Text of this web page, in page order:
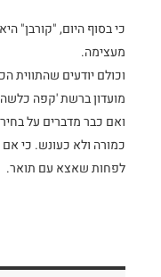
כי בסוף היום, "קורבן"
מעצימה.
וכולם יודעים שהתווית
מועדון ברשת 'קפה
ואם כבר מדברים על
כמורה ולא כעונש. כי
לפחות שאצא עם תואר.